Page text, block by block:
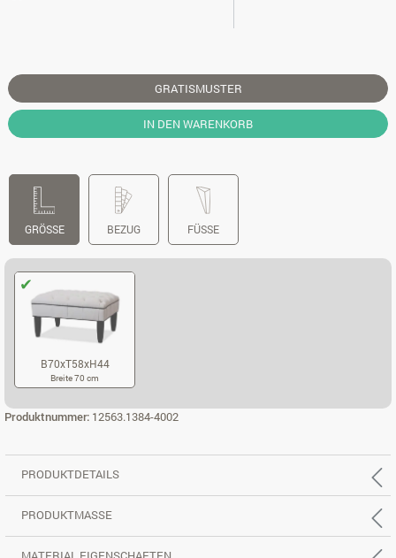
GRATISMUSTER
IN DEN WARENKORB
GRÖSSE BEZUG FÜSSE
B70xT58xH44
Breite 70 cm
Produktnummer: 12563.1384-4002
PRODUKTDETAILS
PRODUKTMASSE